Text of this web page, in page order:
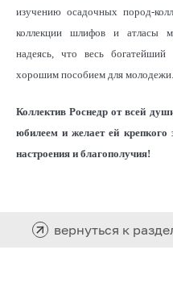
изучению осадочных пород-
коллекции шлифов и атласы
надеясь, что весь
хорошим пособием для молодежи.
Коллектив Роснедр от всей
юбилеем и желает ей крепкого
настроения и благополучия!
вернуться к